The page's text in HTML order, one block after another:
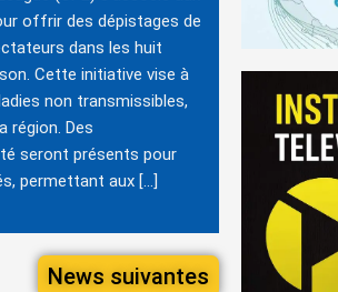
offrir des dépistages de
dans les huit
Cette initiative vise à
non transmissibles,
région. Des
seront présents pour
permettant aux […]
News suivantes